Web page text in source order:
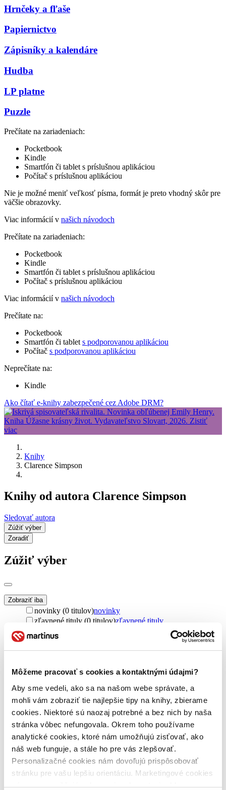
Môžeme pracovať s cookies a kontaktnými údajmi?
Aby sme vedeli, ako sa na našom webe správate, a
mohli vám zobraziť tie najlepšie tipy na knihy, zbierame
cookies. Niektoré sú naozaj potrebné a bez nich by naša
stránka vôbec nefungovala. Okrem toho používame
analytické cookies, ktoré nám umožňujú zisťovať, ako
náš web funguje, a stále ho pre vás zlepšovať.
Personalizačné cookies nám dovoľujú prispôsobovať
stránku pre vašu lepšiu orientáciu. Marketingové cookies
nám zas umožňujú zobrazenie relevantnej reklamy.
Hrnčeky a fľaše
Papiernictvo
Zápisníky a kalendáre
Hudba
LP platne
Puzzle
Prečítate na zariadeniach:
Pocketbook
Kindle
Smartfón či tablet s príslušnou aplikáciou
Počítač s príslušnou aplikáciou
Nie je možné meniť veľkosť písma, formát je preto vhodný skôr pre
väčšie obrazovky.
Viac informácií v našich návodoch
Prečítate na zariadeniach:
Pocketbook
Kindle
Smartfón či tablet s príslušnou aplikáciou
Počítač s príslušnou aplikáciou
Viac informácií v našich návodoch
Prečítate na:
Pocketbook
Smartfón či tablet s podporovanou aplikáciou
Počítač s podporovanou aplikáciou
Neprečítate na:
Kindle
Ako čítať e-knihy zabezpečené cez Adobe DRM?
Knihy
Clarence Simpson
Knihy od autora Clarence Simpson
Sledovať autora
Zúžiť výber
Zoradiť
Zúžiť výber
Zobraziť iba
novinky (0 titulov)novinky
zľavnené tituly (0 titulov)zľavnené tituly
Dostupnosť
na centrálnom sklade (0 titulov)na centrálnom sklade
pripravujeme (0 titulov)pripravujeme
vypredaných)
nová (0 titulov)nová
čítaná (0 titulov)čítaná
čítaná - výborný stav (0 titulov)čítaná - výborný stav
čítaná - mierne opotrebovaná (0 titulov)čítaná - mierne
opotrebovaná
čítané verzie vypredaných kníh (0 titulov)
vypredaných kníh